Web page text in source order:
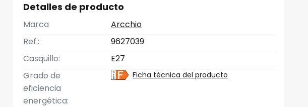
Detalles de producto
Marca
Arcchio
Ref.:
9627039
Casquillo:
E27
Grado de
eficiencia
energética:
Ficha técnica del producto